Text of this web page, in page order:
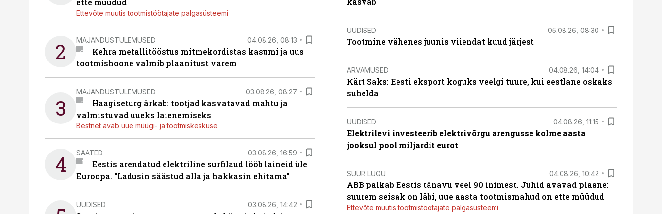
ette müüdud
Ettevõte muutis tootmistöötajate palgasüsteemi
2 MAJANDUSTULEMUSED 04.08.26, 08:13
Kehra metallitööstus mitmekordistas kasumi ja uus
tootmishoone valmib plaanitust varem
3
MAJANDUSTULEMUSED 03.08.26, 08:27
Haagiseturg ärkab: tootjad kasvatavad mahtu ja
valmistuvad uueks laienemiseks
Bestnet avab uue müügi- ja tootmiskeskuse
4 SAATED 03.08.26, 16:59
Eestis arendatud elektriline surfilaud lööb laineid üle
Euroopa. “Ladusin säästud alla ja hakkasin ehitama”
UUDISED 03.08.26, 14:42
UUDISED 05.08.26, 08:30
Tootmine vähenes juunis viiendat kuud järjest
ARVAMUSED 04.08.26, 14:04
Kärt Saks: Eesti eksport koguks veelgi tuure, kui eestlane oskaks
suhelda
UUDISED 04.08.26, 11:15
Elektrilevi investeerib elektrivõrgu arengusse kolme aasta
jooksul pool miljardit eurot
SUUR LUGU 04.08.26, 10:42
ABB palkab Eestis tänavu veel 90 inimest. Juhid avavad plaane:
suurem seisak on läbi, uue aasta tootmismahud on ette müüdud
Ettevõte muutis tootmistöötajate palgasüsteemi